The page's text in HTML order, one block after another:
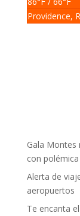
Providence,
Gala Montes
con
Alerta de
aeropuertos
Te encanta